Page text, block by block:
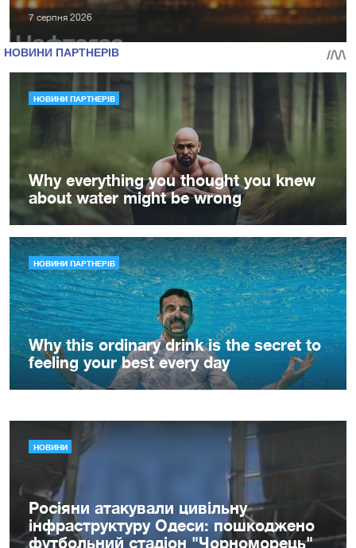
7 серпня 2026
НОВИНИ
Росіяни атакували цивільну
інфраструктуру Одеси: пошкоджено
футбольний стадіон "Чорноморець"